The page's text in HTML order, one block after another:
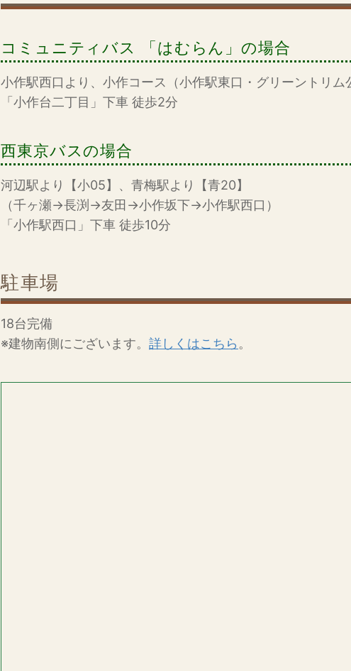
コミュニティバス 「はむらん」の場合
小作駅西口より、小作コース（小作駅東口・グリーントリム
「小作台二丁目」下車 徒歩2分
西東京バスの場合
河辺駅より【小05】、青梅駅より【青20】
（千ヶ瀬→長渕→友田→小作坂下→小作駅西口）
「小作駅西口」下車 徒歩10分
駐車場
18台完備
※建物南側にございます。 詳しくはこちら 。